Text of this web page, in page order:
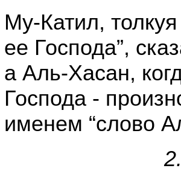
Му-Катил,
ее Господа”,
а Аль-Хасан,
Господа -
именем “слово